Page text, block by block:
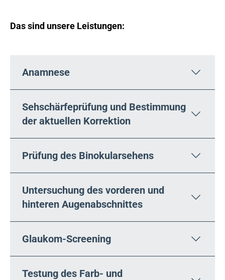
Das sind unsere Leistungen:
Anamnese
Sehschärfeprüfung und Bestimmung
der aktuellen Korrektion
Prüfung des Binokularsehens
Untersuchung des vorderen und
hinteren Augenabschnittes
Glaukom-Screening
Testung des Farb- und